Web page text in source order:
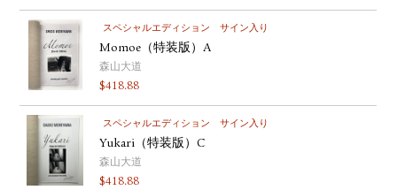
スペシャルエディション サイン入り
Momoe（特装版）A
森山大道
$418.88
スペシャルエディション サイン入り
Yukari（特装版）C
森山大道
$418.88